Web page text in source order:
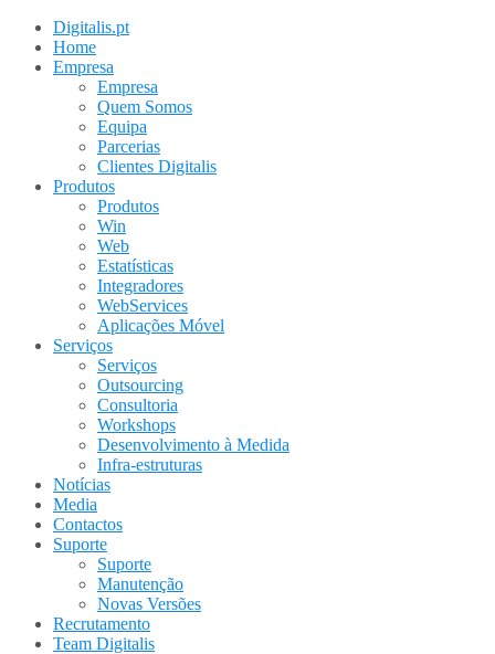
Digitalis.pt
Home
Empresa
Empresa
Quem Somos
Equipa
Parcerias
Clientes Digitalis
Produtos
Produtos
Win
Web
Estatísticas
Integradores
WebServices
Aplicações Móvel
Serviços
Serviços
Outsourcing
Consultoria
Workshops
Desenvolvimento à Medida
Infra-estruturas
Notícias
Media
Contactos
Suporte
Suporte
Manutenção
Novas Versões
Recrutamento
Team Digitalis